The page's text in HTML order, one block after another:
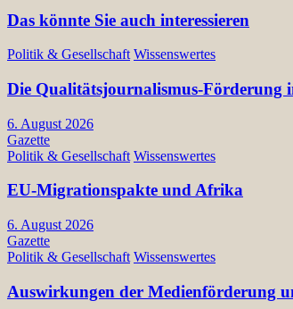
Das könnte Sie auch interessieren
Politik & Gesellschaft Wissenswertes
Die Qualitätsjournalismus-Förderung
6. August 2026
Gazette
Politik & Gesellschaft Wissenswertes
EU-Migrationspakte und Afrika
6. August 2026
Gazette
Politik & Gesellschaft Wissenswertes
Auswirkungen der Medienförderung